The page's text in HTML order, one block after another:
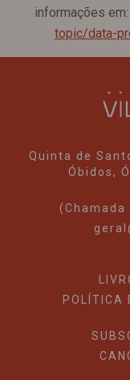
informações em:
topic/data-
Quinta de
Óbidos,
POLÍTICA